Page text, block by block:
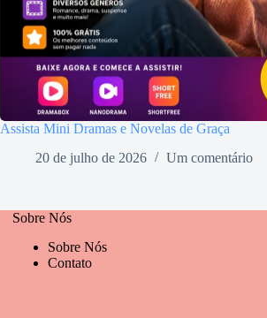
Assista Mini Dramas e Novelas de Graça
20 de julho de 2026
Um comentário
Sobre Nós
Sobre Nós
Contato